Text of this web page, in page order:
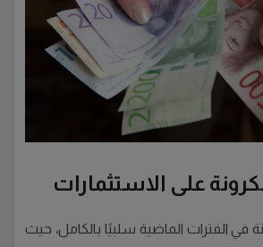
على الاستثمارات
الفترات الماضية سلبيًا بالكامل، حيث